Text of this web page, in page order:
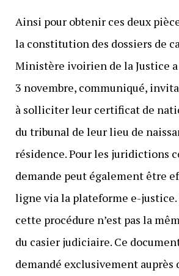
Ainsi pour obtenir ces deux
la constitution des dossiers de
Ministère ivoirien de la Justice
3 novembre, communiqué,
à solliciter leur certificat de
du tribunal de leur lieu de
résidence. Pour les juridictions
demande peut également être
ligne via la plateforme e-justice.
cette procédure n’est pas la
du casier judiciaire. Ce
demandé exclusivement